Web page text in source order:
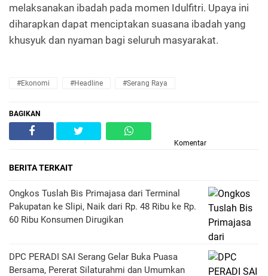
melaksanakan ibadah pada momen Idulfitri. Upaya ini
diharapkan dapat menciptakan suasana ibadah yang
khusyuk dan nyaman bagi seluruh masyarakat.
#Ekonomi #Headline #Serang Raya
BAGIKAN
Komentar
BERITA TERKAIT
Ongkos Tuslah Bis Primajasa dari Terminal
Pakupatan ke Slipi, Naik dari Rp. 48 Ribu ke Rp.
60 Ribu Konsumen Dirugikan
DPC PERADI SAI Serang Gelar Buka Puasa
Bersama, Pererat Silaturahmi dan Umumkan